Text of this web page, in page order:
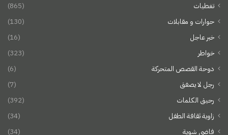
تغطيات
(865)
حوارات و مقابلات
(130)
خبر عاجل
(16)
خواطر
(323)
دوحة القصص المتحركة
(6)
رجل لا يصفق
(7)
رحيق الكلمات
(392)
زاوية ثقافة الطفل
(34)
فاضي شوية
(34)